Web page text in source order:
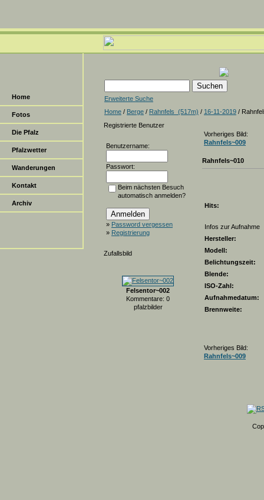
Home
Fotos
Die Pfalz
Pfalzwetter
Wanderungen
Kontakt
Archiv
Erweiterte Suche
Home / Berge / Rahnfels_(517m) / 16-11-2019 /
Registrierte Benutzer
Benutzername:
Passwort:
Beim nächsten Besuch
automatisch anmelden?
» Password vergessen
» Registrierung
Zufallsbild
Felsentor~002
Kommentare: 0
pfalzbilder
Vorheriges Bild:
Rahnfels~009
Rahnfels~010
Hits:
Infos zur Aufnahme
Hersteller:
Modell:
Belichtungszeit:
Blende:
ISO-Zahl:
Aufnahmedatum:
Brennweite:
Vorheriges Bild:
Rahnfels~009